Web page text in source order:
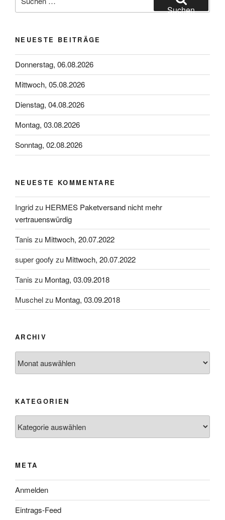
nach:
Suchen
NEUESTE BEITRÄGE
Donnerstag, 06.08.2026
Mittwoch, 05.08.2026
Dienstag, 04.08.2026
Montag, 03.08.2026
Sonntag, 02.08.2026
NEUESTE KOMMENTARE
Ingridzu HERMES Paketversand nicht mehr
vertrauenswürdig
Tanis zu Mittwoch, 20.07.2022
super goofy zu Mittwoch, 20.07.2022
Tanis zu Montag, 03.09.2018
Muschelzu Montag, 03.09.2018
ARCHIV
KATEGORIEN
META
Anmelden
Eintrags-Feed